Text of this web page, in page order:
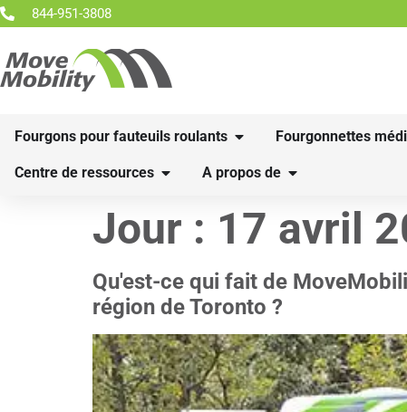
844-951-3808
Fourgons pour fauteuils roulants Fourgonnettes
Centre de ressources A propos de
Jour : 17 avril
Qu'est-ce qui fait de
région de Toronto ?